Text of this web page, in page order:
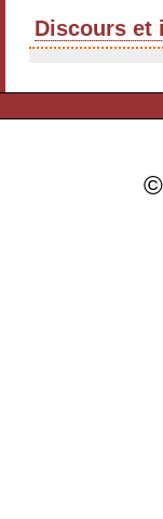
Discours et